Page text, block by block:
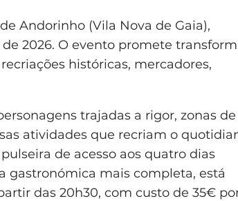
Andorinho (Vila Nova de Gaia),
2026. O evento promete
históricas, mercadores,
trajadas a rigor, zonas de
atividades que recriam o
de acesso aos quatro dias
gastronómica mais completa, está
das 20h30, com custo de 35€